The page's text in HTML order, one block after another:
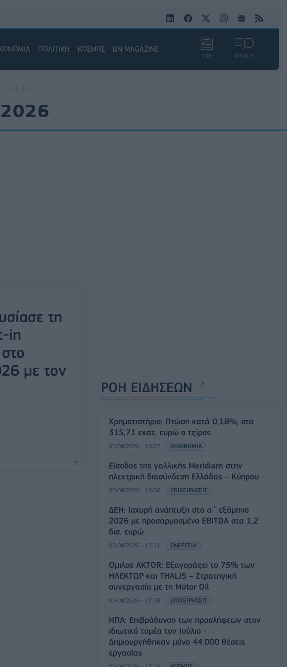
ΠΟΛΙΤΙΚΗ ΚΟΣΜΟΣ BN MAGAZINE
ΡΟΗ ΜΕΝΟΥ
2026
τη
in
με τον
ΡΟΗ ΕΙΔΗΣΕΩΝ
Χρηματιστήριο: Πτώση κατά 0,18%, στα
315,71 εκατ. ευρώ ο τζίρος
05/08/2026 - 18:27 ΟΙΚΟΝΟΜΙΑ
Είσοδος της γαλλικής Meridiam στην
ηλεκτρική διασύνδεση Ελλάδας – Κύπρου
05/08/2026 - 18:06 ΕΠΙΧΕΙΡΗΣΕΙΣ
ΔΕΗ: Ισχυρή ανάπτυξη στο α΄ εξάμηνο
2026 με προσαρμοσμένο EBITDA στα 1,2
δισ. ευρώ
05/08/2026 - 17:51 ΕΝΕΡΓΕΙΑ
Όμιλος AKTOR: Εξαγοράζει το 75% των
ΗΛΕΚΤΩΡ και THALIS – Στρατηγική
συνεργασία με τη Motor Oil
05/08/2026 - 17:39 ΕΠΙΧΕΙΡΗΣΕΙΣ
ΗΠΑ: Επιβράδυνση των προσλήψεων στον
ιδιωτικό τομέα τον Ιούλιο -
Δημιουργήθηκαν μόνο 44.000 θέσεις
εργασίας